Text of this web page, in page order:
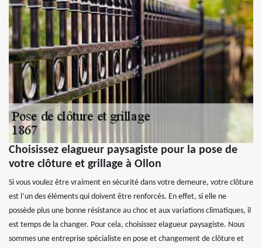
Choisissez elagueur paysagiste pour la pose de
votre clôture et grillage à Ollon
Si vous voulez être vraiment en sécurité dans votre demeure, votre clôture
est l’un des éléments qui doivent être renforcés. En effet, si elle ne
possède plus une bonne résistance au choc et aux variations climatiques, il
est temps de la changer. Pour cela, choisissez elagueur paysagiste. Nous
sommes une entreprise spécialiste en pose et changement de clôture et